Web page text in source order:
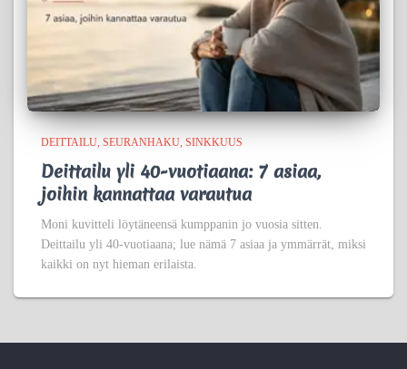
DEITTAILU SEURANHAKU SINKKUUS
Deittailu yli 40-vuotiaana: 7 asiaa,
joihin kannattaa varautua
Moni kuvitteli löytäneensä kumppanin jo vuosia sitten.
Deittailu yli 40-vuotiaana; lue nämä 7 asiaa ja ymmärrät, miksi
kaikki on nyt hieman erilaista.